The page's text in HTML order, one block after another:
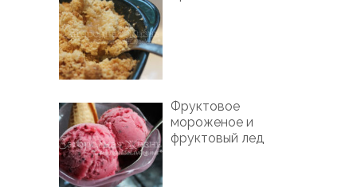
Фруктовое
мороженое и
фруктовый лед